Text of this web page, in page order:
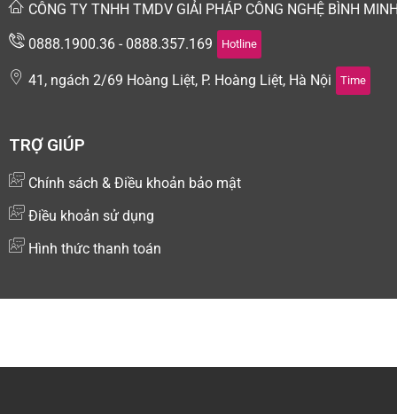
CÔNG TY TNHH TMDV GIẢI PHÁP CÔNG NGHỆ BÌNH
0888.1900.36 - 0888.357.169 Hotline
41, ngách 2/69 Hoàng Liệt, P. Hoàng Liệt, Hà Nội Time
TRỢ GIÚP
Chính sách & Điều khoản bảo mật
Điều khoản sử dụng
Hình thức thanh toán